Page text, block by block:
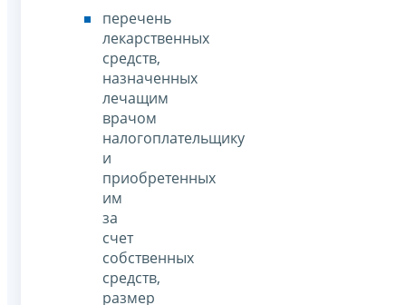
перечень
лекарственных
средств,
назначенных
лечащим
врачом
налогоплательщику
и
приобретенных
им
за
счет
собственных
средств,
размер